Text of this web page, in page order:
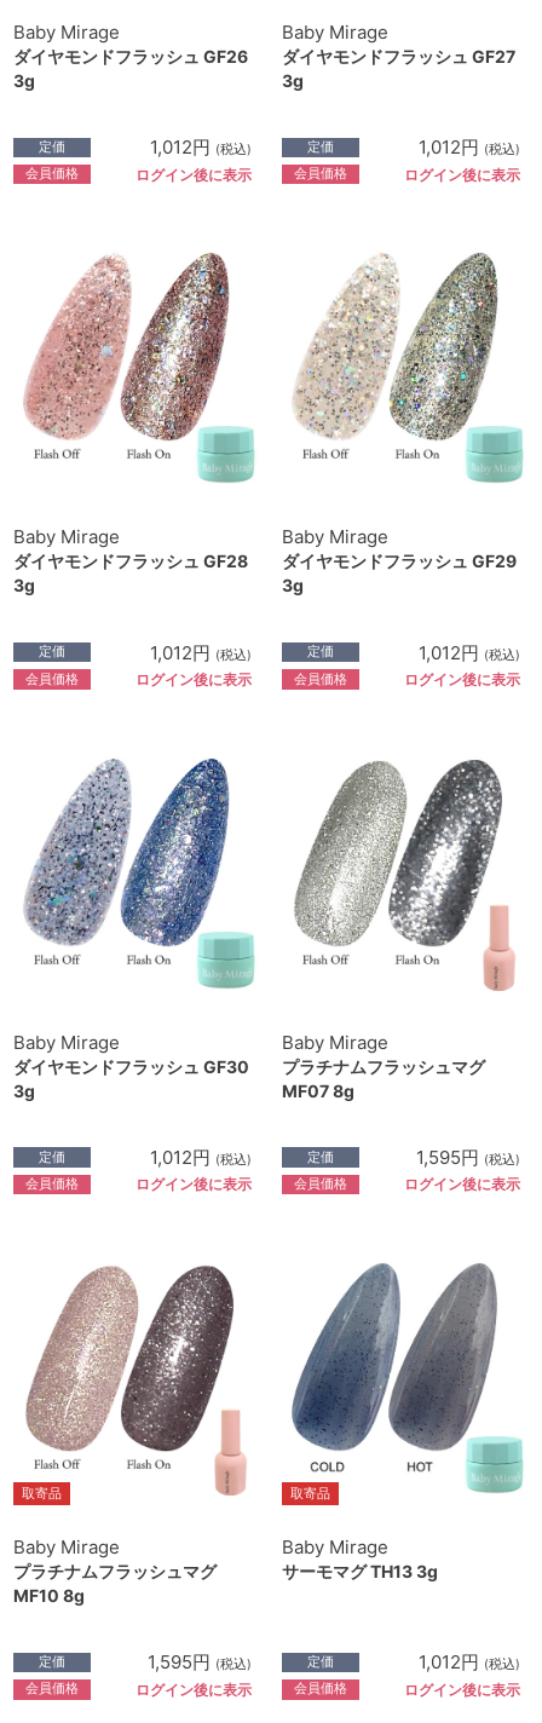
Baby Mirage
ダイヤモンドフラッシュ GF26
3g
定価 1,012円 (税込)
会員価格 ログイン後に表示
Baby Mirage
ダイヤモンドフラッシュ GF27
3g
定価 1,012円 (税込)
会員価格 ログイン後に表示
Baby Mirage
ダイヤモンドフラッシュ GF28
3g
定価 1,012円 (税込)
会員価格 ログイン後に表示
Baby Mirage
ダイヤモンドフラッシュ GF29
3g
定価 1,012円 (税込)
会員価格 ログイン後に表示
Baby Mirage
ダイヤモンドフラッシュ GF30
3g
定価 1,012円 (税込)
会員価格 ログイン後に表示
Baby Mirage
プラチナムフラッシュマグ
MF07 8g
定価 1,595円 (税込)
会員価格 ログイン後に表示
取寄品
Baby Mirage
プラチナムフラッシュマグ
MF10 8g
定価 1,595円 (税込)
会員価格 ログイン後に表示
取寄品
Baby Mirage
サーモマグ TH13 3g
定価 1,012円 (税込)
会員価格 ログイン後に表示